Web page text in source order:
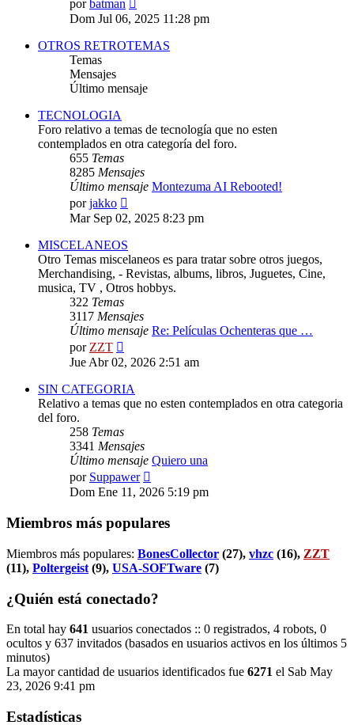
porbatman
último
Dom Jul 06, 2025 11:28 pm
OTROS RETROTEMAS
Temas
Mensajes
Último mensaje
TECNOLOGIA
Foro relativo a temas de tecnología que no esten
contemplados en otra categoría del foro.
655 Temas
8285 Mensajes
Último mensaje Montezuma AI Rebooted!
porjakko
último
Mar Sep 02, 2025 8:23 pm
MISCELANEOS
Otro Temas miscelaneos es para tratar sobre otros juegos,
Merchandising, - Revistas, albums, libros, Juguetes, Cine,
musica, TV , Otros hobbys.
322 Temas
3117 Mensajes
Último mensaje Re: Películas Ochenteras que …
porZZT
último
Jue Abr 02, 2026 2:51 am
SIN CATEGORIA
Relativo a temas que no esten contemplados en otra categoria
del foro.
258 Temas
3341 Mensajes
Último mensaje Quiero una
por Suppawer
último
Dom Ene 11, 2026 5:19 pm
Miembros más populares
Miembros más populares: BonesCollector (27), vhzc (16), ZZT
(11), Poltergeist (9), USA-SOFTware (7)
¿Quién está conectado?
En total hay 641 usuarios conectados :: 0 registrados, 4 robots, 0
ocultos y 637 invitados (basados en usuarios activos en los últimos 5
minutos)
La mayor cantidad de usuarios identificados fue 6271 el Sab May
23, 2026 9:41 pm
Estadísticas